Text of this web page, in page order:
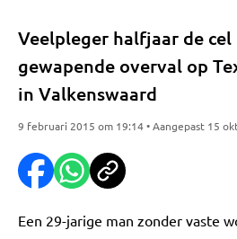
Veelpleger halfjaar de
gewapende overval op
in Valkenswaard
9 februari 2015 om 19:14 • Aangepast 15
Een 29-jarige man zonder vaste